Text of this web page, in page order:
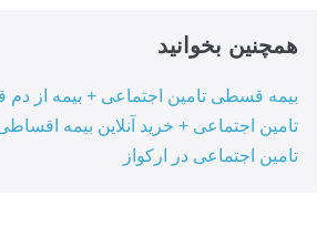
همچنین بخوانید
بیمه قسطی تامین اجتماعی + بیمه از
تامین اجتماعی + خرید آنلاین بیمه
تامین اجتماعی در ارکواز